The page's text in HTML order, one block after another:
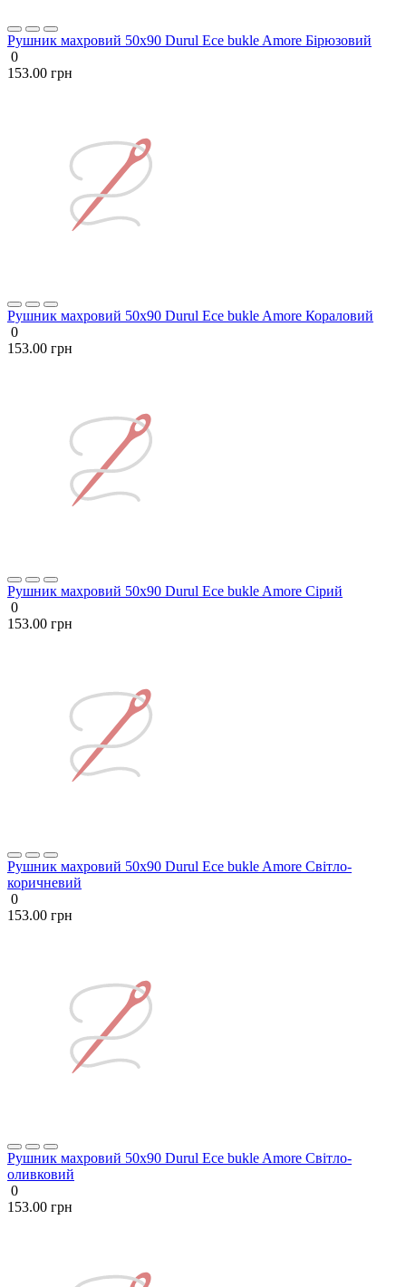
Рушник махровий 50х90 Durul Ece bukle Amore Бірюзовий
0
153.00 грн
Рушник махровий 50х90 Durul Ece bukle Amore Кораловий
0
153.00 грн
Рушник махровий 50х90 Durul Ece bukle Amore Сірий
0
153.00 грн
Рушник махровий 50х90 Durul Ece bukle Amore Світло-
коричневий
0
153.00 грн
Рушник махровий 50х90 Durul Ece bukle Amore Світло-
оливковий
0
153.00 грн